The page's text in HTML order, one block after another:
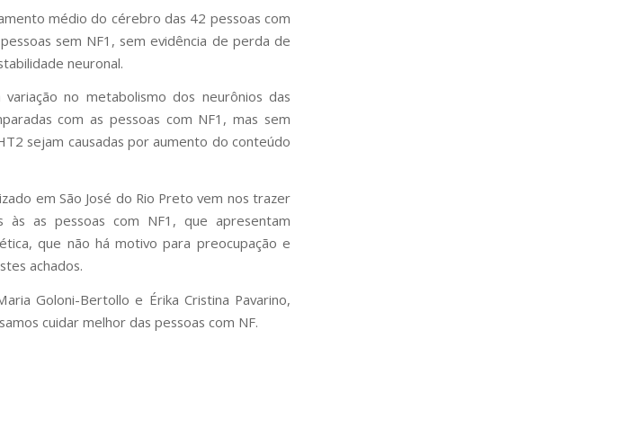
médio do cérebro das 42 pessoas com
sem NF1, sem evidência de perda de
neuronal.
no metabolismo dos neurônios das
com as pessoas com NF1, mas sem
sejam causadas por aumento do conteúdo
em São José do Rio Preto vem nos trazer
às as pessoas com NF1, que apresentam
que não há motivo para preocupação e
achados.
Goloni-Bertollo e Érika Cristina Pavarino,
cuidar melhor das pessoas com NF.